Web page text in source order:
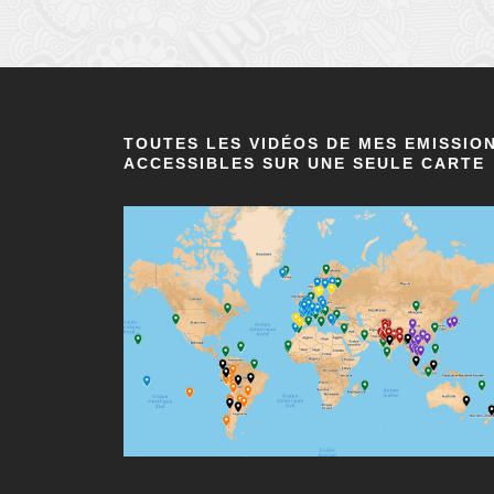
TOUTES LES VIDÉOS DE MES
ACCESSIBLES SUR UNE SEULE CARTE